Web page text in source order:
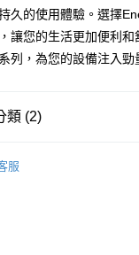
滿NT$699(含以上)免
滿NT$699(含以上)免運
滿NT$699(含以上)免運
久的使用體驗。選擇
讓您的生活更加便利
列，為您的設備注入勁
類 (2)
服